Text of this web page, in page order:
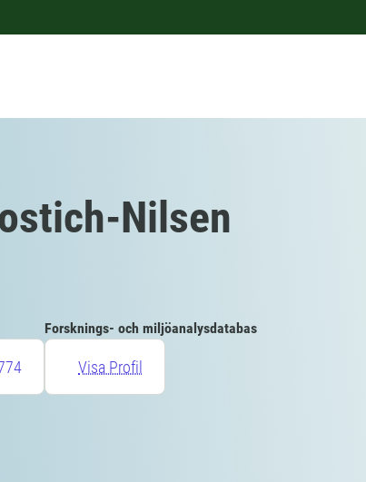
Nilsen
Forsknings- och miljöanalysdatabas
Visa Profil